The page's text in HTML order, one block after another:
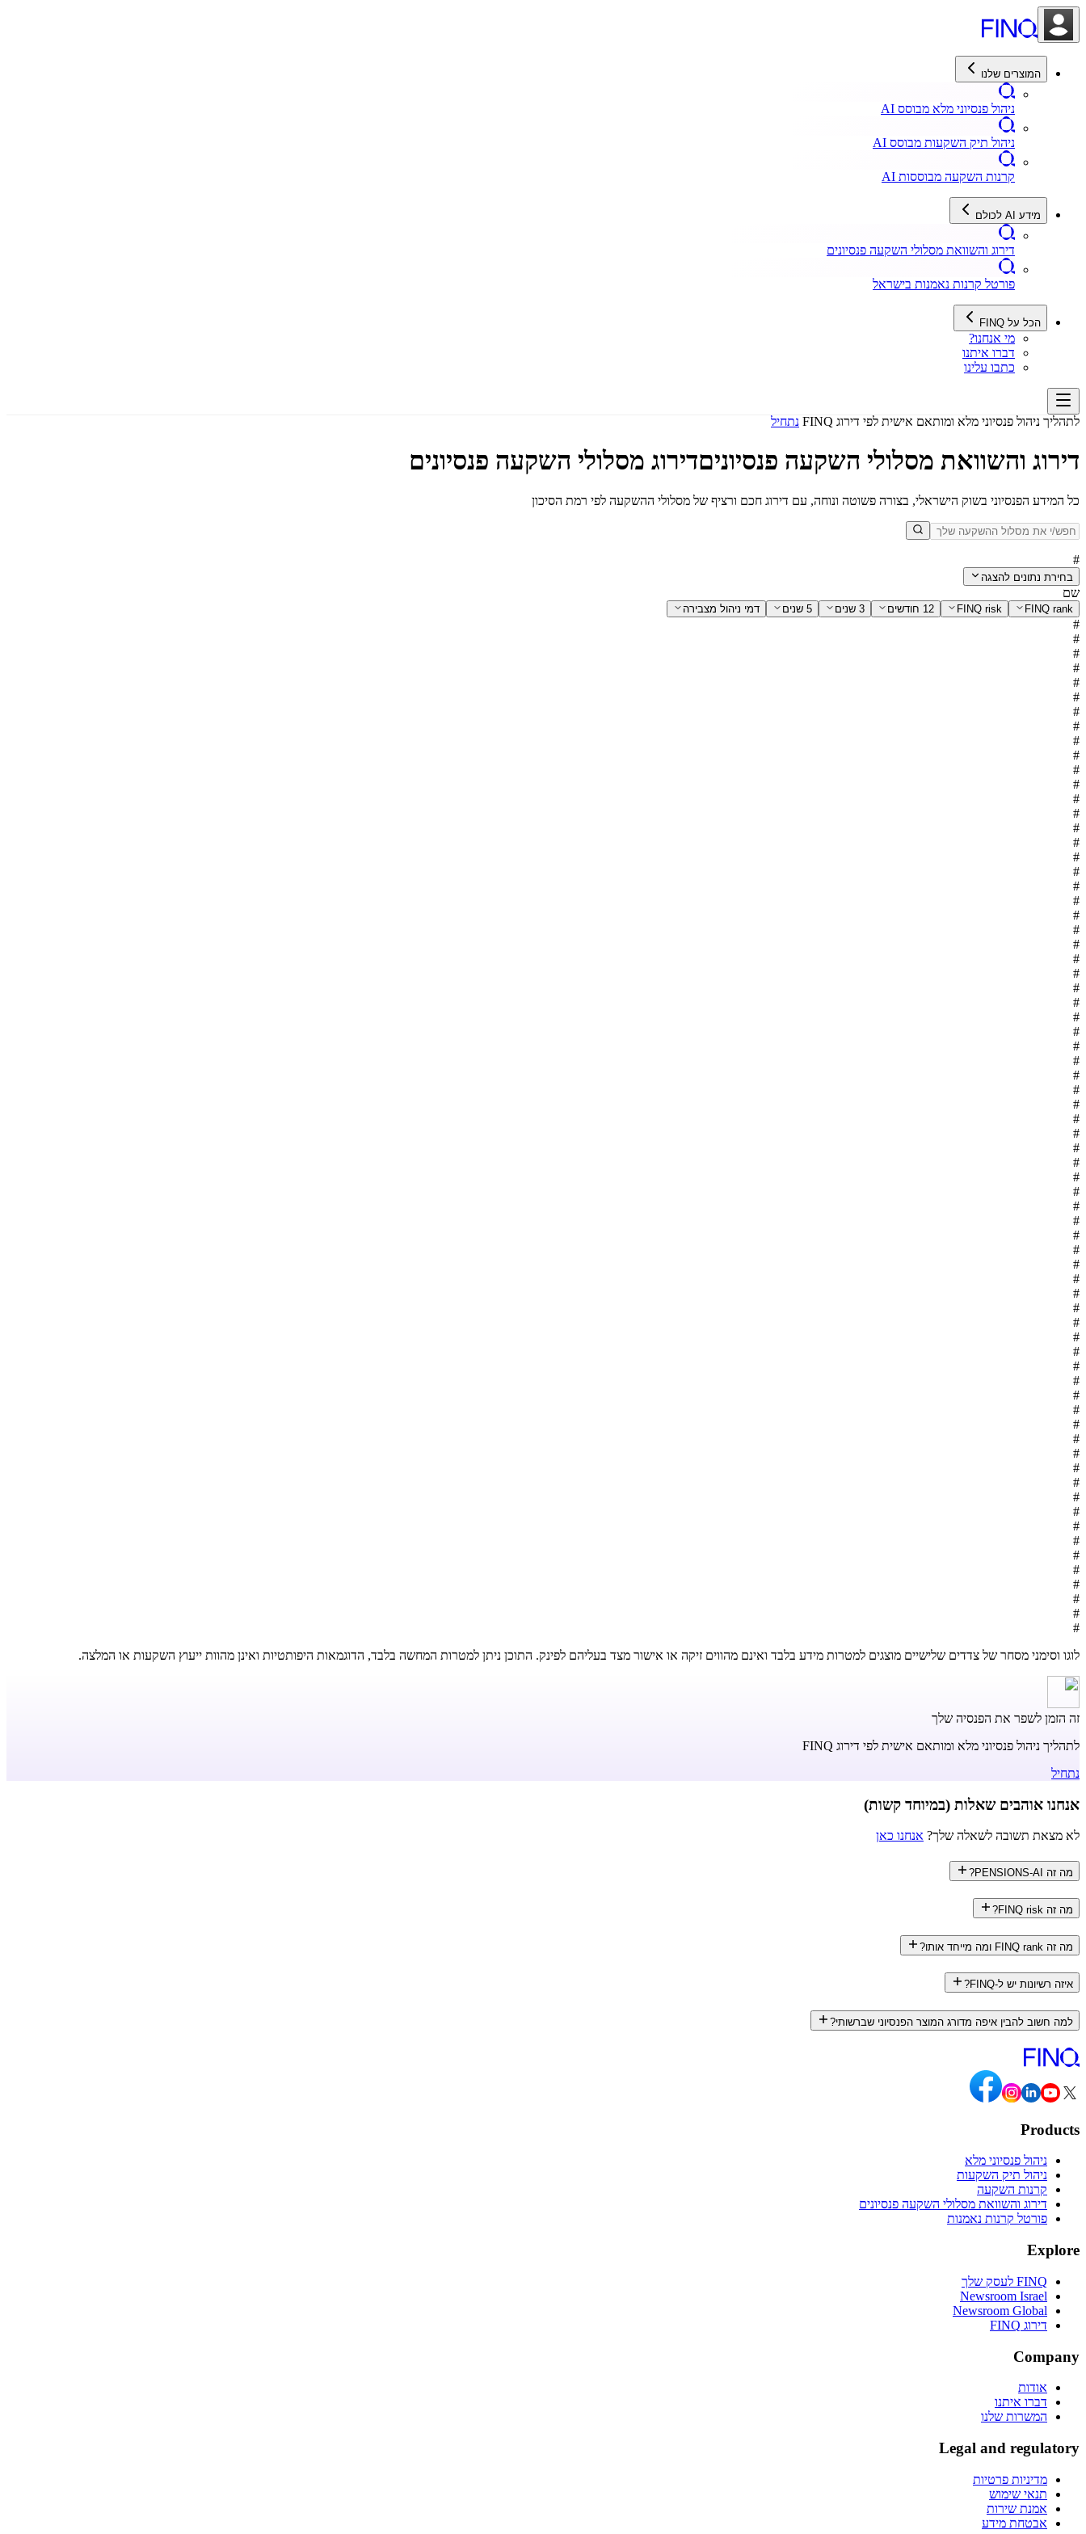
המוצרים שלנו
ניהול פנסיוני מלא מבוסס AI
ניהול תיק השקעות מבוסס AI
קרנות השקעה מבוססות AI
מידע AI לכולם
דירוג והשוואת מסלולי השקעה פנסיונים
פורטל קרנות נאמנות בישראל
הכל על FINQ
מי אנחנו?
דברו איתנו
כתבו עלינו
לתהליך ניהול פנסיוני מלא ומותאם אישית לפי דירוג FINQ נתחיל
דירוג והשוואת מסלולי השקעה פנסיוניםדירוג מסלולי השקעה פנסיונים
כל המידע הפנסיוני בשוק הישראלי, בצורה פשוטה ונוחה, עם דירוג חכם ורציף של מסלולי ההשקעה לפי רמת הסיכון
#
בחירת נתונים להצגה
שם
FINQ rank
FINQ risk 12 חודשים 3 שנים 5 שנים דמי ניהול מצבירה
#
#
#
#
#
#
#
#
#
#
#
#
#
#
#
#
#
#
#
#
#
#
#
#
#
#
#
#
#
#
#
#
#
#
#
#
#
#
#
#
#
#
#
#
#
#
#
#
#
#
#
#
#
#
#
#
#
#
#
#
#
#
#
#
#
#
#
#
#
#
לוגו וסימני מסחר של צדדים שלישיים מוצגים למטרות מידע בלבד ואינם מהווים זיקה או אישור מצד בעליהם לפינק. התוכן ניתן למטרות המחשה בלבד, הדוגמאות היפותטיות ואינן מהוות ייעוץ השקעות או המלצה.
זה הזמן לשפר את הפנסיה שלך
לתהליך ניהול פנסיוני מלא ומותאם אישית לפי דירוג FINQ
נתחיל
אנחנו אוהבים שאלות (במיוחד קשות)
לא מצאת תשובה לשאלה שלך? אנחנו כאן
מה זה PENSIONS-AI?
מה זה FINQ risk?
מה זה FINQ rank ומה מייחד אותו?
איזה רשיונות יש ל-FINQ?
למה חשוב להבין איפה מדורג המוצר הפנסיוני שברשותי?
Products
ניהול פנסיוני מלא
ניהול תיק השקעות
קרנות השקעה
דירוג והשוואת מסלולי השקעה פנסיונים
פורטל קרנות נאמנות
Explore
FINQ לעסק שלך
Newsroom Israel
Newsroom Global
דירוג FINQ
Company
אודות
דברו איתנו
המשרות שלנו
Legal and regulatory
מדיניות פרטיות
תנאי שימוש
אמנת שירות
אבטחת מידע